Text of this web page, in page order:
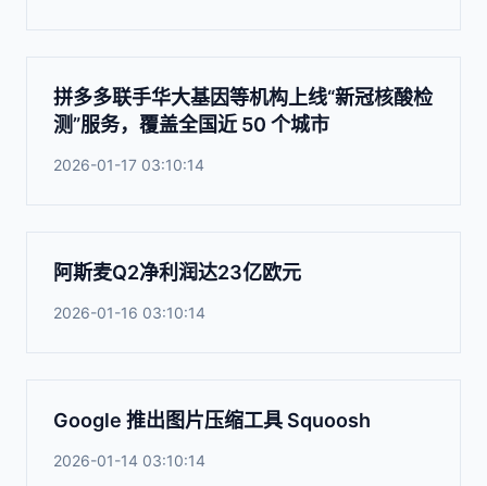
拼多多联手华大基因等机构上线“新冠核酸检
测”服务，覆盖全国近 50 个城市
2026-01-17 03:10:14
阿斯麦Q2净利润达23亿欧元
2026-01-16 03:10:14
Google 推出图片压缩工具 Squoosh
2026-01-14 03:10:14